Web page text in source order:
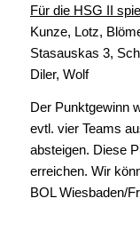
Für die HSG II
Kunze, Lotz,
Stasauskas 3,
Diler, Wolf
Der Punktgewinn
evtl. vier Teams
absteigen. Diese
erreichen. Wir
BOL Wiesbaden/